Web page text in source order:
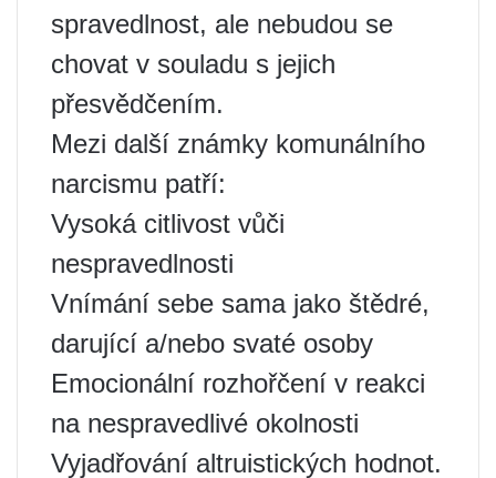
spravedlnost, ale nebudou se
chovat v souladu s jejich
přesvědčením.
Mezi další známky komunálního
narcismu patří:
Vysoká citlivost vůči
nespravedlnosti
Vnímání sebe sama jako štědré,
darující a/nebo svaté osoby
Emocionální rozhořčení v reakci
na nespravedlivé okolnosti
Vyjadřování altruistických hodnot.